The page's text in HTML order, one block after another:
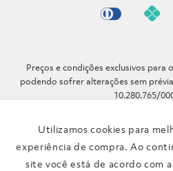
Utilizamos cookies para
experiência de compra. Ao
site você está de acordo com
Preços e condições exclusivos para
podendo sofrer alterações sem
10.280.765/
91.110-001
Telefone: (51)